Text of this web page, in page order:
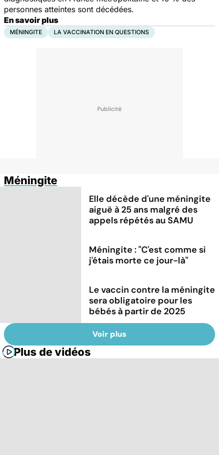
personnes atteintes sont décédées.
En savoir plus
MÉNINGITE LA VACCINATION EN QUESTIONS
Méningite
Elle décède d'une méningite
aiguë à 25 ans malgré des
appels répétés au SAMU
Méningite : "C'est comme si
j'étais morte ce jour-là"
Le vaccin contre la méningite
sera obligatoire pour les
bébés à partir de 2025
Voir plus
Plus de vidéos